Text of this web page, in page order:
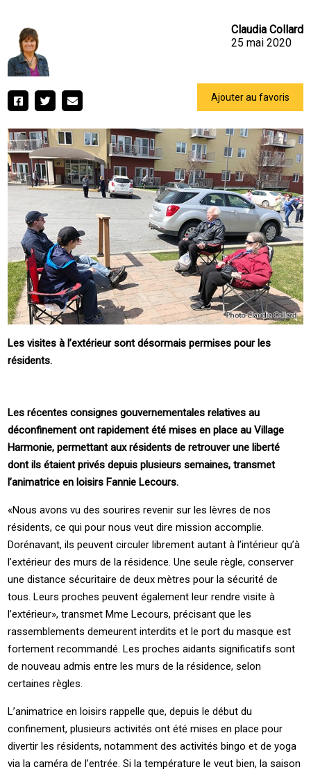
Claudia Collard
25 mai 2020
Ajouter au favoris
Les visites à l’extérieur sont désormais permises pour les
résidents.
Les récentes consignes gouvernementales relatives au
déconfinement ont rapidement été mises en place au Village
Harmonie, permettant aux résidents de retrouver une liberté
dont ils étaient privés depuis plusieurs semaines, transmet
l’animatrice en loisirs Fannie Lecours.
«Nous avons vu des sourires revenir sur les lèvres de nos
résidents, ce qui pour nous veut dire mission accomplie.
Dorénavant, ils peuvent circuler librement autant à l’intérieur qu’à
l’extérieur des murs de la résidence. Une seule règle, conserver
une distance sécuritaire de deux mètres pour la sécurité de
tous. Leurs proches peuvent également leur rendre visite à
l’extérieur», transmet Mme Lecours, précisant que les
rassemblements demeurent interdits et le port du masque est
fortement recommandé. Les proches aidants significatifs sont
de nouveau admis entre les murs de la résidence, selon
certaines règles.
L’animatrice en loisirs rappelle que, depuis le début du
confinement, plusieurs activités ont été mises en place pour
divertir les résidents, notamment des activités bingo et de yoga
via la caméra de l’entrée. Si la température le veut bien, la saison